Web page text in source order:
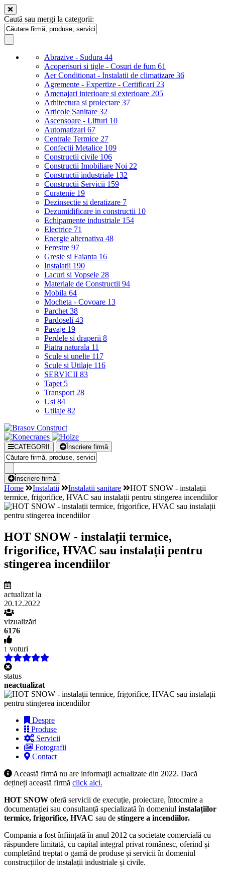
Caută sau mergi la categorii:
Abrazive - Sudura 44
Acoperisuri si tigle - Cosuri de fum 61
Aer Conditionat - Instalatii de climatizare 36
Agremente - Expertize - Certificari 23
Amenajari interioare si exterioare 205
Arhitectura si proiectare 37
Articole Sanitare 32
Ascensoare - Lifturi 10
Automatizari 67
Centrale Termice 27
Confectii Metalice 109
Constructii civile 106
Constructii Imobiliare Noi 22
Constructii industriale 132
Constructii Servicii 159
Curatenie 19
Dezinsectie si deratizare 7
Dezumidificare in constructii 10
Echipamente industriale 154
Electrice 71
Energie alternativa 48
Ferestre 97
Gresie si Faianta 16
Instalatii 190
Lacuri si Vopsele 28
Materiale de Constructii 94
Mobila 64
Mocheta - Covoare 13
Parchet 38
Pardoseli 43
Pavaje 19
Perdele si draperii 8
Piatra naturala 11
Scule si unelte 117
Scule si Utilaje 116
SERVICII 83
Tapet 5
Transport 28
Usi 84
Utilaje 82
CATEGORII Înscriere firmă
Înscriere firmă
Home Instalatii Instalatii sanitare
HOT SNOW - instalații
termice, frigorifice, HVAC sau instalații pentru stingerea incendiilor
HOT SNOW - instalații termice,
frigorifice, HVAC sau instalații pentru
stingerea incendiilor
actualizat la
20.12.2022
vizualizări
6176
1 voturi
status
neactualizat
Despre
Produse
Servicii
Fotografii
Contact
Această firmă nu are informaţii actualizate din 2022. Dacă
dețineți această firmă click aici.
HOT SNOW oferă servicii de execuție, proiectare, întocmire a
documentației sau consultanță specializată în domeniul instalațiilor
termice, frigorifice, HVAC sau de stingere a incendiilor.
Compania a fost înființată în anul 2012 ca societate comercială cu
răspundere limitată, cu capital integral privat românesc, oferind și
completând treptat o gamă de produse și servicii în domeniul
construcțiilor de instalații industriale și civile.